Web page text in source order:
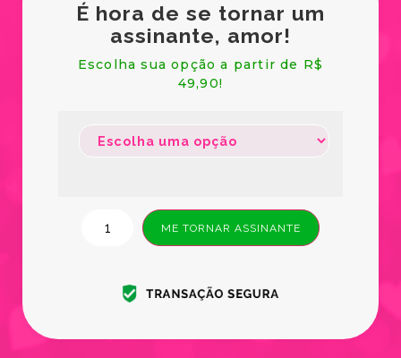
É hora de se tornar um
assinante, amor!
Escolha sua opção a partir de R$
49,90!
ME TORNAR ASSINANTE